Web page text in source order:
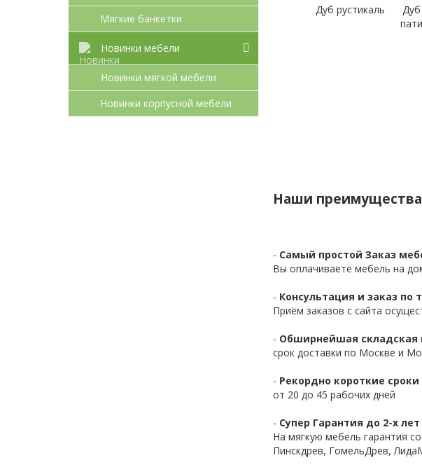
Мягкие банкетки
Новинки мебели
Новинки мягкой мебели
Новинки корпусной мебели
Дуб рустикаль
Дуб
Наши
- Самый простой Заказ
Вы оплачиваете мебель на
- Консультация и заказ по
Приём заказов с сайта
- Обширнейшая складская
срок доставки по Москве и
- Рекордно короткие
от 20 до 45 рабочих дней
- Супер Гарантия до 2-х лет
На мягкую мебель гарантия
Пинскдрев, ГомельДрев,